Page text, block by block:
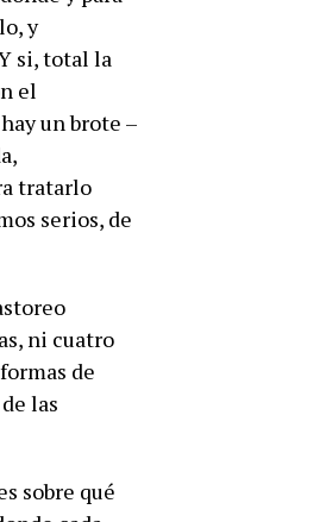
y
si, total la
el
un brote –
tratarlo
serios, de
ni cuatro
de
las
sobre qué